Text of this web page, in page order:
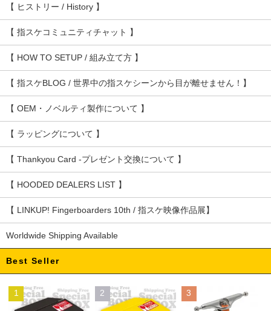
【 ヒストリー / History 】
【 指スケコミュニティチャット 】
【 HOW TO SETUP / 組み立て方 】
【 指スケBLOG / 世界中の指スケシーンから目が離せません！】
【 OEM・ノベルティ製作について 】
【 ラッピングについて 】
【 Thankyou Card -プレゼント交換について 】
【 HOODED DEALERS LIST 】
【 LINKUP! Fingerboarders 10th / 指スケ映像作品展】
Worldwide Shipping Available
Best Seller
1 2 3